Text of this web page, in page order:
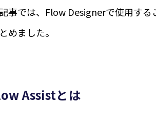
事では、Flow Designerで使用す
めました。
Assistとは